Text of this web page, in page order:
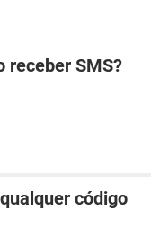
receber SMS?
código